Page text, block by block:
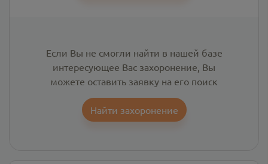
Если Вы не смогли найти в нашей базе
интересующее Вас захоронение, Вы
можете оставить заявку на его поиск
Найти захоронение